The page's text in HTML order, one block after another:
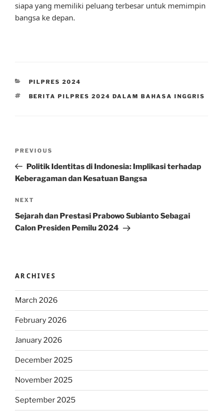
siapa yang memiliki peluang terbesar untuk memimpin
bangsa ke depan.
CATEGORIES
PILPRES 2024
TAGS
BERITA PILPRES 2024 DALAM BAHASA INGGRIS
Previous
Post
PREVIOUS
Politik Identitas di Indonesia: Implikasi terhadap
Keberagaman dan Kesatuan Bangsa
Next
Post
NEXT
Sejarah dan Prestasi Prabowo Subianto Sebagai
Calon Presiden Pemilu 2024
ARCHIVES
March 2026
February 2026
January 2026
December 2025
November 2025
September 2025